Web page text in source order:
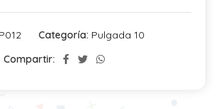
Categoría: Pulgada 10
Compartir: